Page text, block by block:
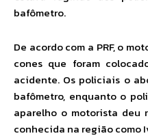
bafômetro.
De acordo com a PRF, o
cones que foram
acidente. Os policiais o
bafômetro, enquanto o
aparelho o motorista
conhecida na região como